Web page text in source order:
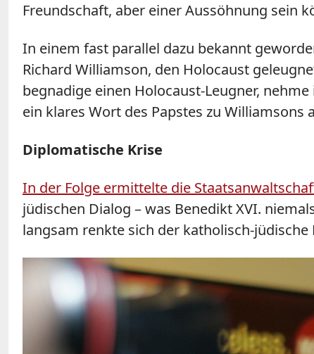
Freundschaft, aber einer Aussöhnung sein
In einem fast parallel dazu bekannt
Richard Williamson, den Holocaust
begnadige einen Holocaust-Leugner,
ein klares Wort des Papstes zu
Diplomatische Krise
In der Folge ermittelte die
jüdischen Dialog – was Benedikt XVI.
langsam renkte sich der katholisch-jüdische